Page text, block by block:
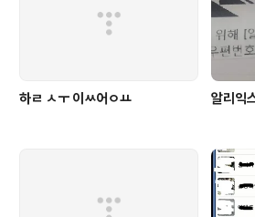
하ㄹ ㅅㅜ 이ㅆ어ㅇㅛ 알리익